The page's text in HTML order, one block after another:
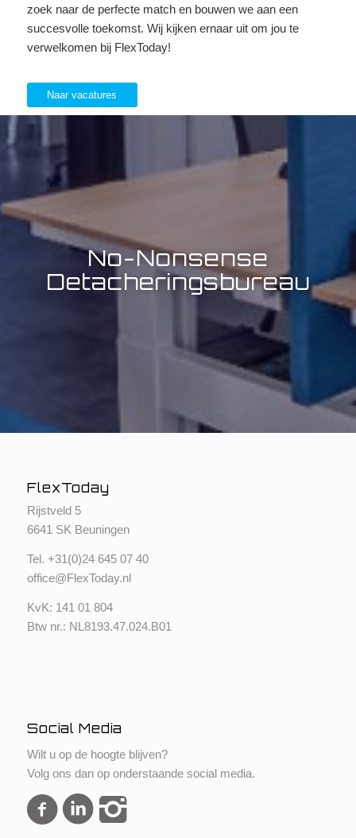
zoek naar de perfecte match en bouwen we aan een
succesvolle toekomst. Wij kijken ernaar uit om jou te
verwelkomen bij FlexToday!
Naar vacatures
No-Nonsense
Detacheringsbureau
FlexToday
Rijstveld 5
6641 SK Beuningen
Tel. +31(0)24 645 07 40
office@FlexToday.nl
KvK: 141 01 804
Btw nr.: NL8193.47.024.B01
Social Media
Wilt u op de hoogte blijven?
Volg ons dan op onderstaande social media.